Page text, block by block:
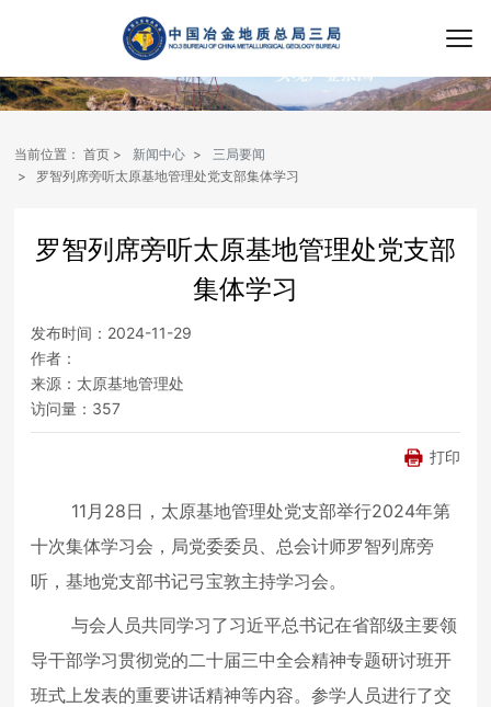
当前位置： 首页 新闻中心
三局要闻
罗智列席旁听太原基地管理处党支部集体学习
罗智列席旁听太原基地管理处党支部
集体学习
发布时间： 2024-11-29
作者：
来源： 太原基地管理处
访问量： 357
打印
11月28日，太原基地管理处党支部举行2024年第
十次集体学习会，局党委委员、总会计师罗智列席旁
听，基地党支部书记弓宝敦主持学习会。
与会人员共同学习了习近平总书记在省部级主要领
导干部学习贯彻党的二十届三中全会精神专题研讨班开
班式上发表的重要讲话精神等内容。参学人员进行了交